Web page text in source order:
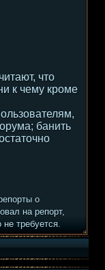
что
к чему кроме
банить
о
на репорт,
не требуется.